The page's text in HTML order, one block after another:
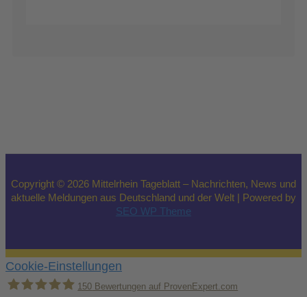
Copyright © 2026 Mittelrhein Tageblatt – Nachrichten, News und
aktuelle Meldungen aus Deutschland und der Welt | Powered by
SEO WP Theme
Cookie-Einstellungen
150 Bewertungen auf ProvenExpert.com